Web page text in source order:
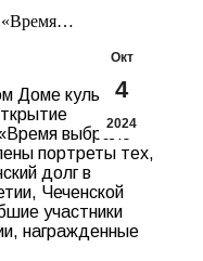
«Время…
Окт
4
2024
Доме культуры
выбрало
портреты тех,
долг в
Чеченской
участники
награжденные